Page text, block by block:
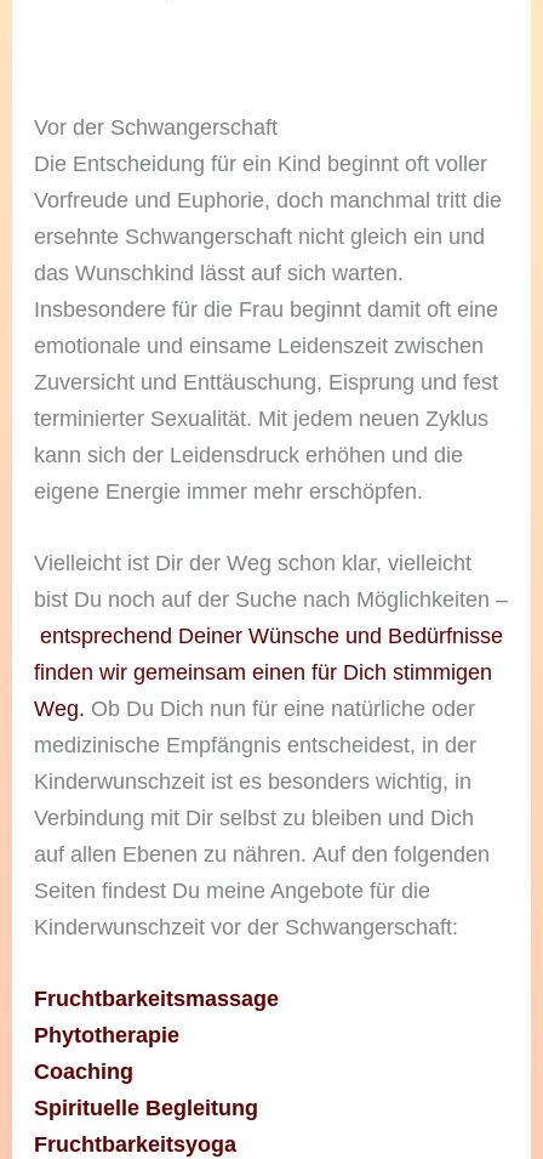
Vor der Schwangerschaft
Die Entscheidung für ein Kind beginnt oft voller
Vorfreude und Euphorie, doch manchmal tritt die
ersehnte Schwangerschaft nicht gleich ein und
das Wunschkind lässt auf sich warten.
Insbesondere für die Frau beginnt damit oft eine
emotionale und einsame Leidenszeit zwischen
Zuversicht und Enttäuschung, Eisprung und fest
terminierter Sexualität. Mit jedem neuen Zyklus
kann sich der Leidensdruck erhöhen und die
eigene Energie immer mehr erschöpfen.
Vielleicht ist Dir der Weg schon klar, vielleicht
bist Du noch auf der Suche nach Möglichkeiten –
entsprechend Deiner Wünsche und Bedürfnisse
finden wir gemeinsam einen für Dich stimmigen
Weg. Ob Du Dich nun für eine natürliche oder
medizinische Empfängnis entscheidest, in der
Kinderwunschzeit ist es besonders wichtig, in
Verbindung mit Dir selbst zu bleiben und Dich
auf allen Ebenen zu nähren. Auf den folgenden
Seiten findest Du meine Angebote für die
Kinderwunschzeit vor der Schwangerschaft:
Fruchtbarkeitsmassage
Phytotherapie
Coaching
Spirituelle Begleitung
Fruchtbarkeitsyoga